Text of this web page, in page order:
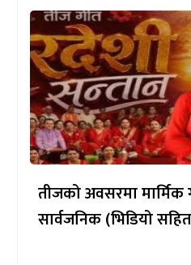
तीजको अवसरमा मार्मिक
सार्वजनिक (भिडियो